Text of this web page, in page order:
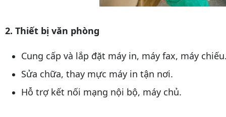
2. Thiết bị văn phòng
Cung cấp và lắp đặt máy in, máy fax, máy
Sửa chữa, thay mực máy in tận nơi.
Hỗ trợ kết nối mạng nội bộ, máy chủ.